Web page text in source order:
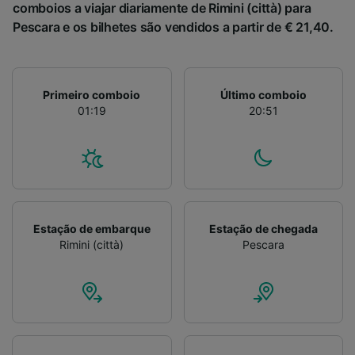
comboios a viajar diariamente de Rimini (città) para
Pescara e os bilhetes são vendidos a partir de € 21,40.
Primeiro comboio
01:19
Último comboio
20:51
Estação de embarque
Rimini (città)
Estação de chegada
Pescara